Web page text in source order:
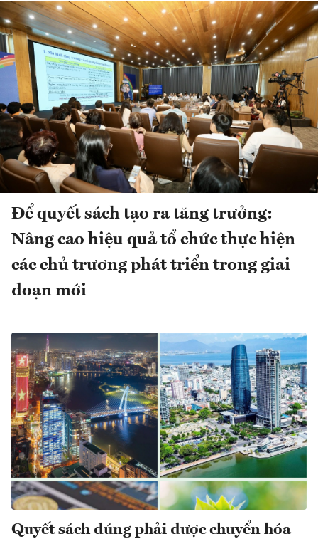
Để quyết sách tạo ra tăng trưởng:
Nâng cao hiệu quả tổ chức thực hiện
các chủ trương phát triển trong giai
đoạn mới
Quyết sách đúng phải được chuyển hóa